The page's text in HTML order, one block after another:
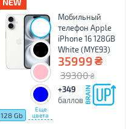
Еще
цвета
Мобильный
телефон Apple
iPhone 16 128GB
White (MYE93)
35999₴
39300 ₴
+349
баллов
128 Gb